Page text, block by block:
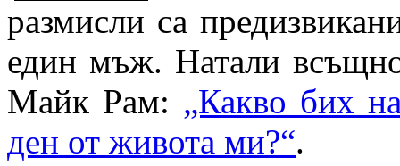
размисли са
един мъж. Натали
Майк Рам: „Какво бих
ден от живота ми?“.